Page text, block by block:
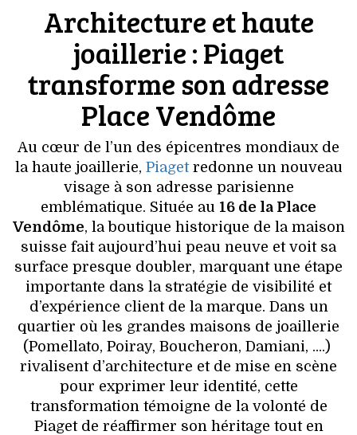
Architecture et haute
joaillerie : Piaget
transforme son adresse
Place Vendôme
Au cœur de l’un des épicentres mondiaux de
la haute joaillerie, Piagetredonne un nouveau
visage à son adresse parisienne
emblématique. Située au 16 de la Place
Vendôme, la boutique historique de la maison
suisse fait aujourd’hui peau neuve et voit sa
surface presque doubler, marquant une étape
importante dans la stratégie de visibilité et
d’expérience client de la marque. Dans un
quartier où les grandes maisons de joaillerie
(Pomellato, Poiray, Boucheron, Damiani, ....)
rivalisent d’architecture et de mise en scène
pour exprimer leur identité, cette
transformation témoigne de la volonté de
Piaget de réaffirmer son héritage tout en